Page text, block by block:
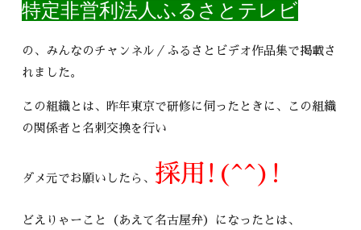
特定非営利法人ふるさとテレビ
の、みんなのチャンネル／ふるさとビデオ作品集で掲載さ
れました。
この組織とは、昨年東京で研修に伺ったときに、この組織
の関係者と名刺交換を行い
ダメ元でお願いしたら、 採用!(^^)!
どえりゃーこと（あえて名古屋弁）になったとは、